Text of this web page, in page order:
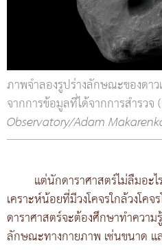
ภาพจำลองรูปร่างลักษณะของดา
จากการข้อมูลที่ได้จากการสำรวจ (
Observatory/Adam
แต่นักดาราศาสตร์ไม่ลืมอะ
เคราะห์น้อยที่มีวงโคจรใกล้วงโค
ดาราศาสตร์จะต้องศึกษาทำควา
ลักษณะทางกายภาพ เช่นขนาด แ